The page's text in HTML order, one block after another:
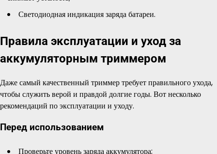
Светодиодная индикация заряда батареи.
Правила эксплуатации и уход за
аккумуляторным триммером
Даже самый качественный триммер требует правильного ухода,
чтобы служить верой и правдой долгие годы. Вот несколько
рекомендаций по эксплуатации и уходу.
Перед использованием
Проверьте уровень заряда аккумулятора;